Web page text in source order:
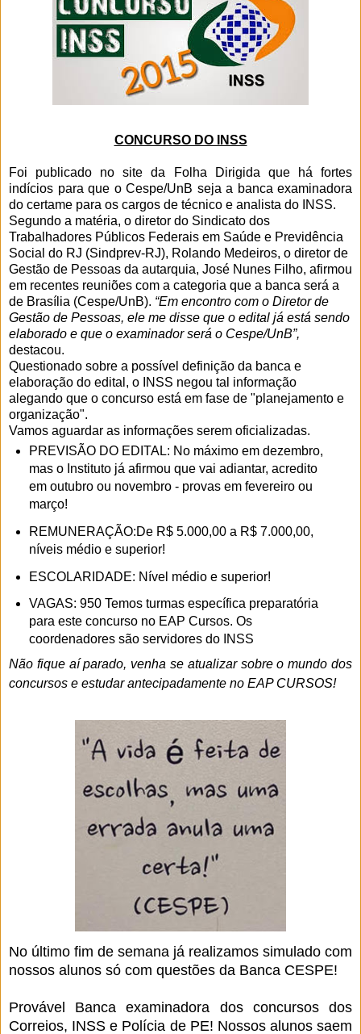
CONCURSO DO INSS
Foi publicado no site da Folha Dirigida que há fortes
indícios para que o Cespe/UnB seja a banca examinadora
do certame para os cargos de técnico e analista do INSS.
Segundo a matéria, o diretor do Sindicato dos
Trabalhadores Públicos Federais em Saúde e Previdência
Social do RJ (Sindprev-RJ), Rolando Medeiros, o diretor de
Gestão de Pessoas da autarquia, José Nunes Filho, afirmou
em recentes reuniões com a categoria que a banca será a
de Brasília (Cespe/UnB). “Em encontro com o Diretor de
Gestão de Pessoas, ele me disse que o edital já está sendo
elaborado e que o examinador será o Cespe/UnB”,
destacou.
Questionado sobre a possível definição da banca e
elaboração do edital, o INSS negou tal informação
alegando que o concurso está em fase de "planejamento e
organização".
Vamos aguardar as informações serem oficializadas.
PREVISÃO DO EDITAL: No máximo em dezembro,
mas o Instituto já afirmou que vai adiantar, acredito
em outubro ou novembro - provas em fevereiro ou
março!
REMUNERAÇÃO:De R$ 5.000,00 a R$ 7.000,00,
níveis médio e superior!
ESCOLARIDADE: Nível médio e superior!
VAGAS: 950 Temos turmas específica preparatória
para este concurso no EAP Cursos. Os
coordenadores são servidores do INSS
Não fique aí parado, venha se atualizar sobre o mundo dos
concursos e estudar antecipadamente no EAP CURSOS!
No último fim de semana já realizamos simulado com
nossos alunos só com questões da Banca CESPE!
Provável Banca examinadora dos concursos dos
Correios, INSS e Polícia de PE! Nossos alunos saem